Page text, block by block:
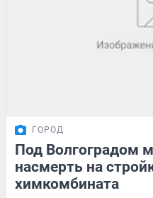
ГОРОД
Под Волгоградом
насмерть на
химкомбината